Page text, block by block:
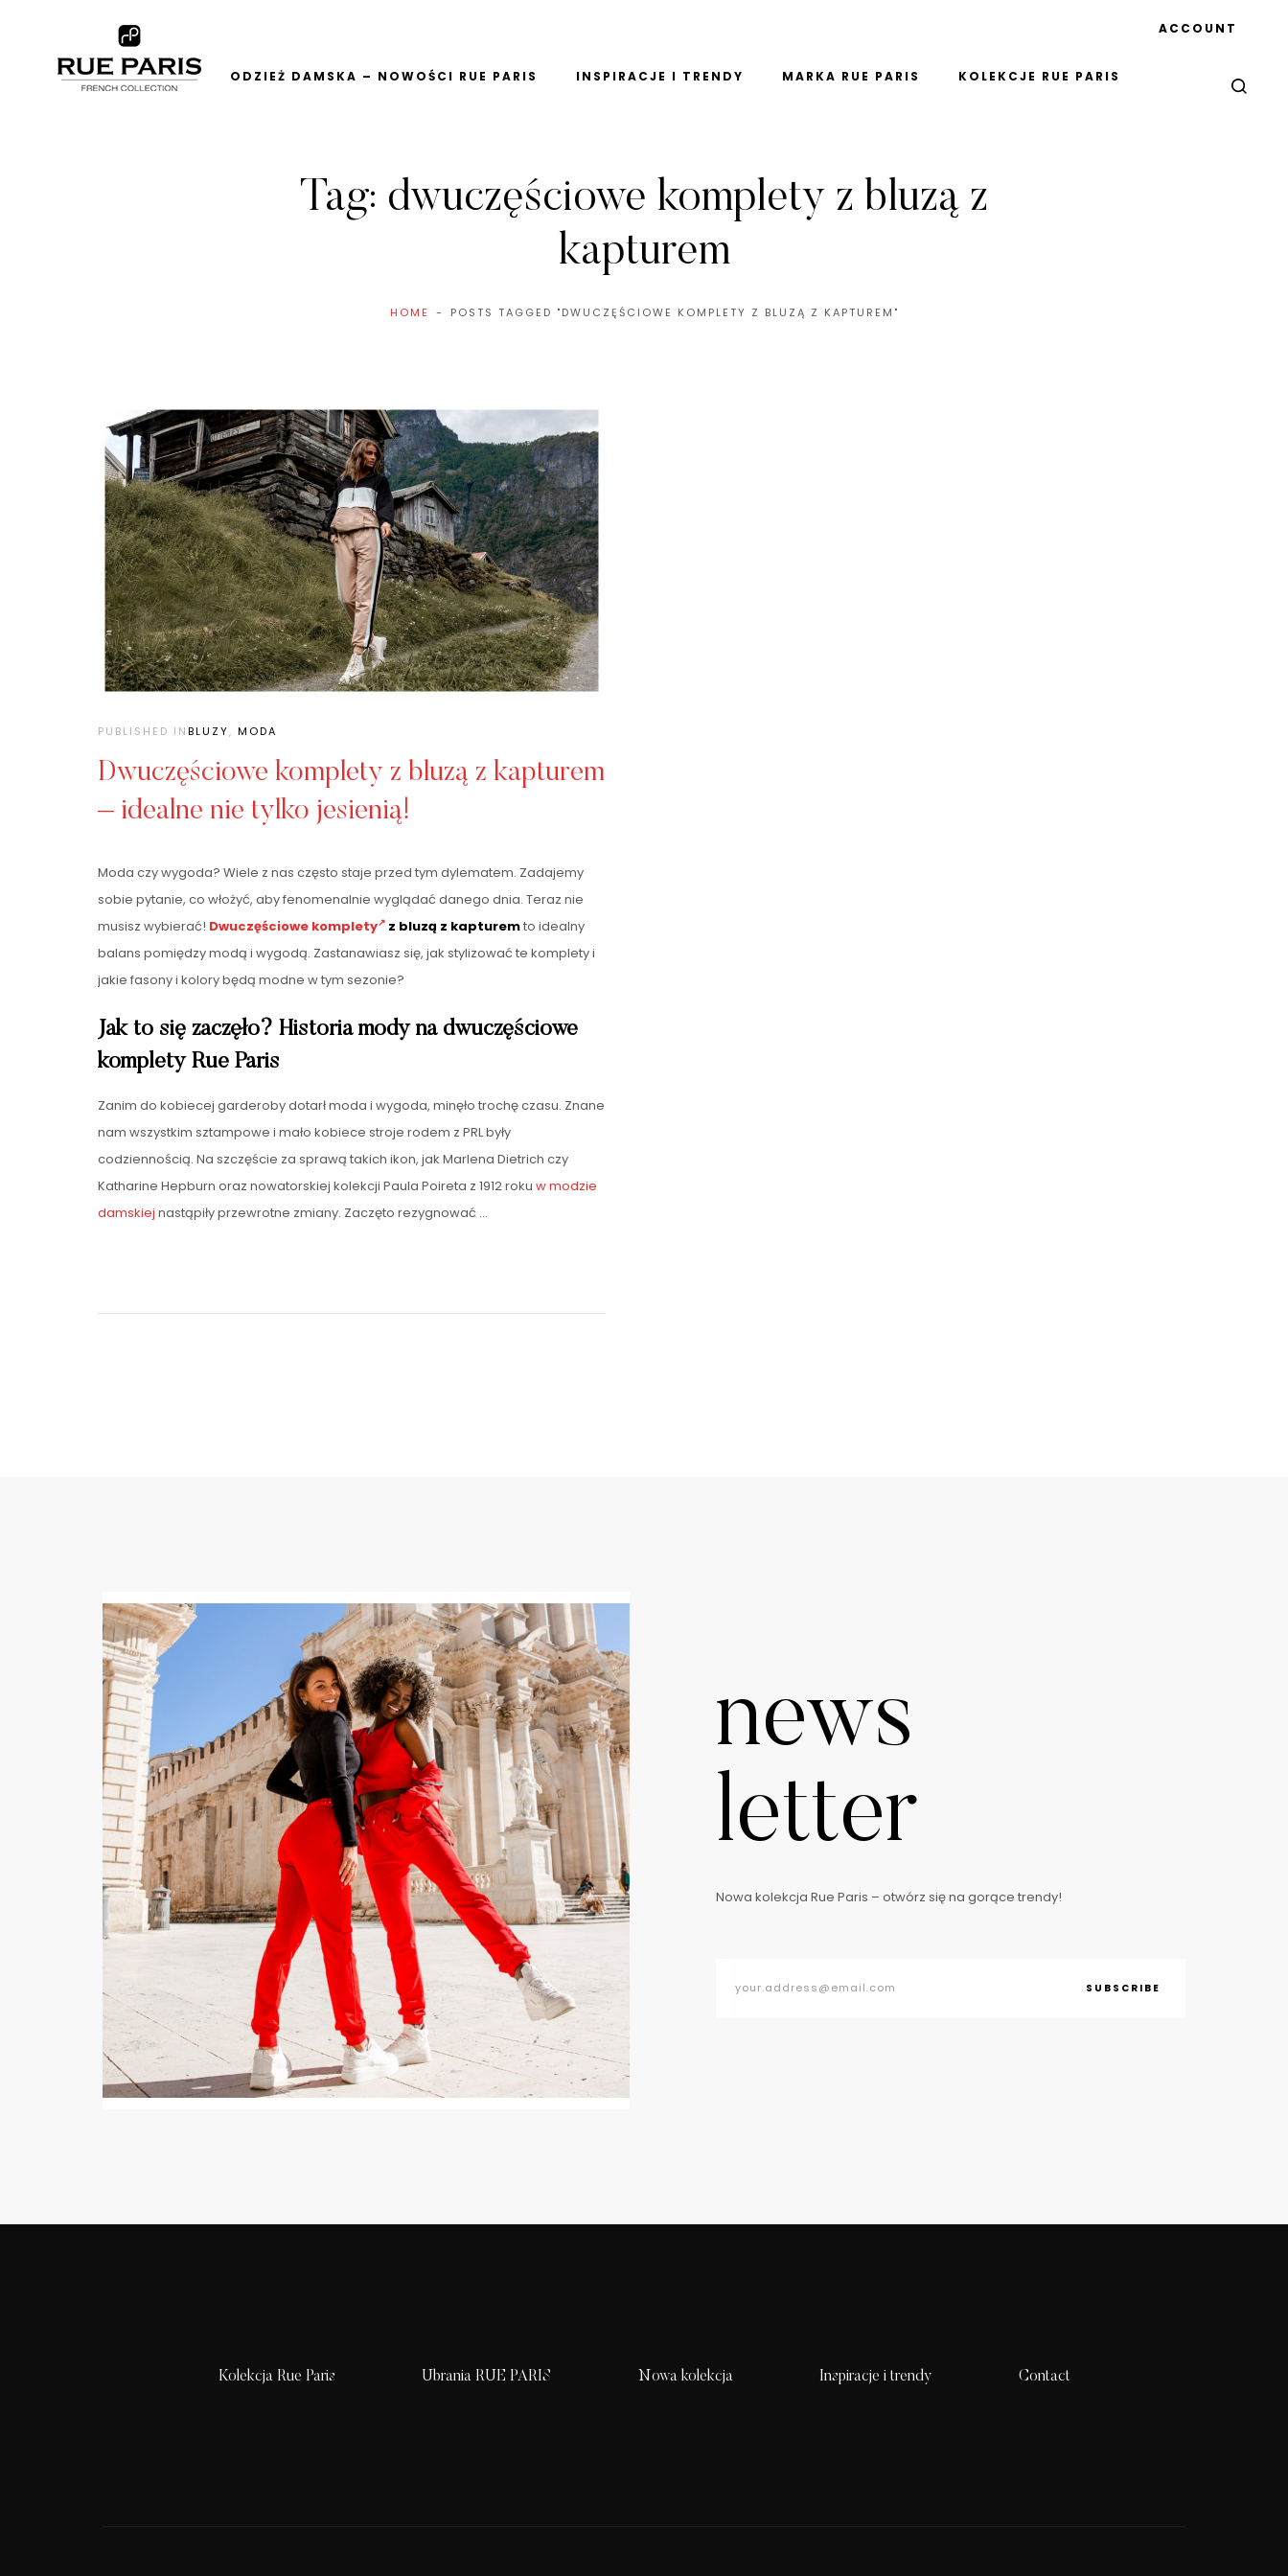
ODZIEŻ DAMSKA – NOWOŚCI RUE PARIS INSPIRACJE I TRENDY MARKA RUE PARIS KOLEKCJE RUE PARIS
ACCOUNT
Tag: dwuczęściowe komplety z bluzą z
kapturem
HOME POSTS TAGGED "DWUCZĘŚCIOWE KOMPLETY Z BLUZĄ Z KAPTUREM"
PUBLISHED INBLUZY, MODA
Dwuczęściowe komplety z bluzą z kapturem
– idealne nie tylko jesienią!
Moda czy wygoda? Wiele z nas często staje przed tym dylematem. Zadajemy
sobie pytanie, co włożyć, aby fenomenalnie wyglądać danego dnia. Teraz nie
musisz wybierać! Dwuczęściowe komplety z bluzą z kapturemto idealny
balans pomiędzy modą i wygodą. Zastanawiasz się, jak stylizować te komplety i
jakie fasony i kolory będą modne w tym sezonie?
Jak to się zaczęło? Historia mody na dwuczęściowe
komplety Rue Paris
Zanim do kobiecej garderoby dotarł moda i wygoda, minęło trochę czasu. Znane
nam wszystkim sztampowe i mało kobiece stroje rodem z PRL były
codziennością. Na szczęście za sprawą takich ikon, jak Marlena Dietrich czy
Katharine Hepburn oraz nowatorskiej kolekcji Paula Poireta z 1912 roku w modzie
damskiej nastąpiły przewrotne zmiany. Zaczęto rezygnować …
news
letter
Nowa kolekcja Rue Paris – otwórz się na gorące trendy!
SUBSCRIBE
Kolekcja Rue Paris Ubrania RUE PARIS Nowa kolekcja Inspiracje i trendy Contact